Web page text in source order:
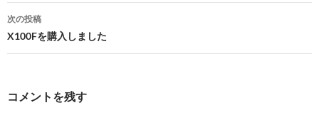
ナ
ビ
ゲ
次の投稿
X100Fを購入しました
コメントを残す